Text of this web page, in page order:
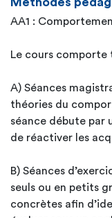
AA1 :
Le cours comporte
A) Séances
théories du
séance débute par
de réactiver les
B) Séances
seuls ou en petits
concrètes afin